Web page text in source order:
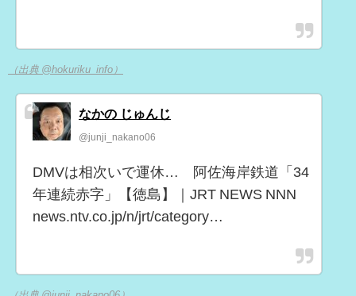
（出典 @hokuriku_info）
なかの じゅんじ
@junji_nakano06
DMVは相次いで運休… 阿佐海岸鉄道「34
年連続赤字」【徳島】｜JRT NEWS NNN
news.ntv.co.jp/n/jrt/category…